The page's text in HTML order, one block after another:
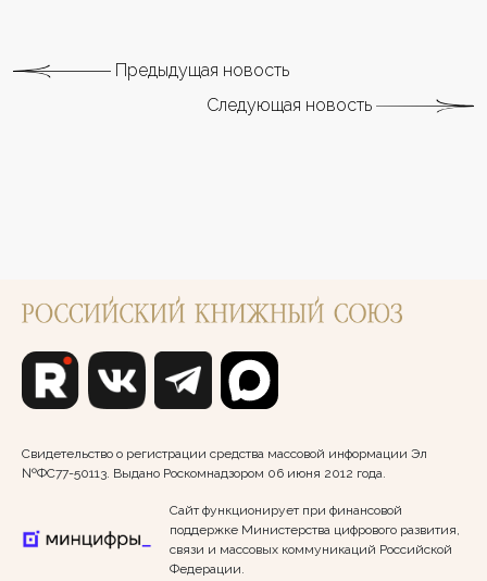
Предыдущая новость
Следующая новость
Свидетельство о регистрации средства массовой информации Эл
№ФС77-50113. Выдано Роскомнадзором 06 июня 2012 года.
Сайт функционирует при финансовой
поддержке Министерства цифрового развития,
связи и массовых коммуникаций Российской
Федерации.